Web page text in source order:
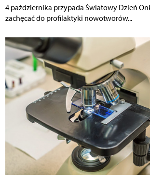
4 października przypada Światowy Dzień
zachęcać do profilaktyki nowotworów...